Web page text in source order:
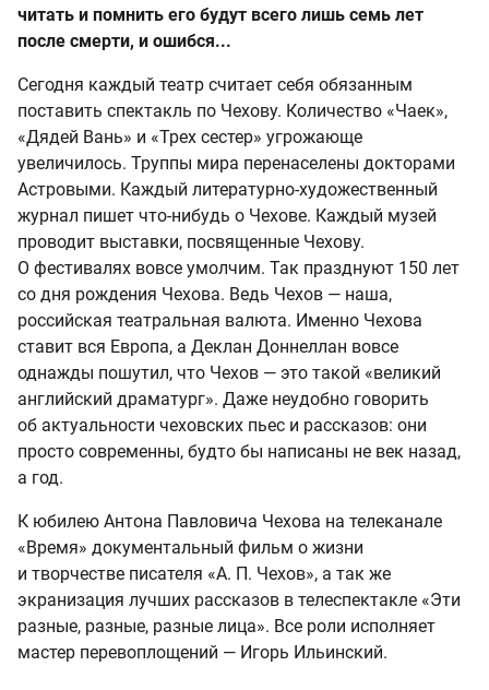
читать и помнить его будут всего лишь семь лет
после смерти, и ошибся...
Сегодня каждый театр считает себя обязанным
поставить спектакль по Чехову. Количество «Чаек»,
«Дядей Вань» и «Трех сестер» угрожающе
увеличилось. Труппы мира перенаселены докторами
Астровыми. Каждый литературно-художественный
журнал пишет что-нибудь о Чехове. Каждый музей
проводит выставки, посвященные Чехову.
О фестивалях вовсе умолчим. Так празднуют 150 лет
со дня рождения Чехова. Ведь Чехов — наша,
российская театральная валюта. Именно Чехова
ставит вся Европа, а Деклан Доннеллан вовсе
однажды пошутил, что Чехов — это такой «великий
английский драматург». Даже неудобно говорить
об актуальности чеховских пьес и рассказов: они
просто современны, будто бы написаны не век назад,
а год.
К юбилею Антона Павловича Чехова на телеканале
«Время» документальный фильм о жизни
и творчестве писателя «А. П. Чехов», а так же
экранизация лучших рассказов в телеспектакле «Эти
разные, разные, разные лица». Все роли исполняет
мастер перевоплощений — Игорь Ильинский.